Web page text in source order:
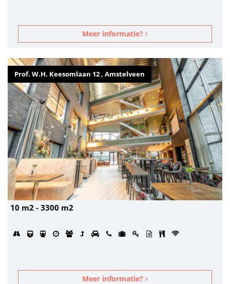
Meer informatie?
Prof. W.H. Keesomlaan 12 , Amstelveen
10 m2 - 3300 m2
Meer informatie?